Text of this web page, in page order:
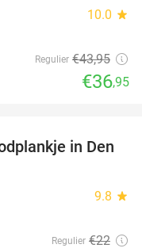
10.0 star
Regulier €43,95
€36,95
25%
in Den
9.8 star
Regulier €22